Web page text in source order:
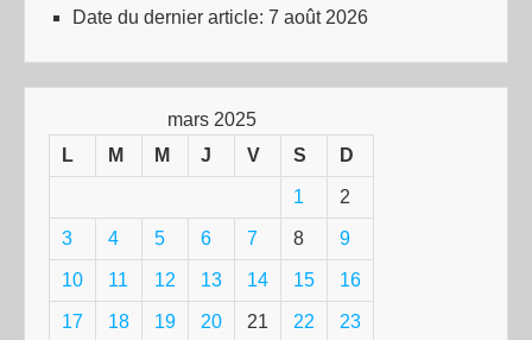
Date du dernier article: 7 août 2026
mars 2025
L
M M J V S D
1 2
3 4 5 6 7 8 9
10 11 12 13 14 15 16
17 18 19 20 21 22 23